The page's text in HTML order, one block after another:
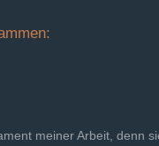
meiner Arbeit, denn